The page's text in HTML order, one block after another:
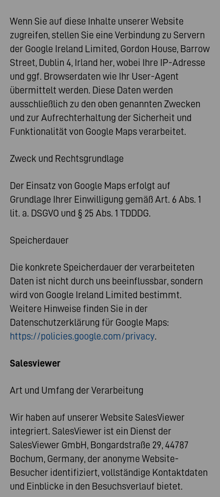
Wenn Sie auf diese Inhalte unserer Website
zugreifen, stellen Sie eine Verbindung zu Servern
der Google Ireland Limited, Gordon House, Barrow
Street, Dublin 4, Irland her, wobei Ihre IP-Adresse
und ggf. Browserdaten wie Ihr User-Agent
übermittelt werden. Diese Daten werden
ausschließlich zu den oben genannten Zwecken
und zur Aufrechterhaltung der Sicherheit und
Funktionalität von Google Maps verarbeitet.
Zweck und Rechtsgrundlage
Der Einsatz von Google Maps erfolgt auf
Grundlage Ihrer Einwilligung gemäß Art. 6 Abs. 1
lit. a. DSGVO und § 25 Abs. 1 TDDDG.
Speicherdauer
Die konkrete Speicherdauer der verarbeiteten
Daten ist nicht durch uns beeinflussbar, sondern
wird von Google Ireland Limited bestimmt.
Weitere Hinweise finden Sie in der
Datenschutzerklärung für Google Maps:
https://policies.google.com/privacy.
Salesviewer
Art und Umfang der Verarbeitung
Wir haben auf unserer Website SalesViewer
integriert. SalesViewer ist ein Dienst der
SalesViewer GmbH, Bongardstraße 29, 44787
Bochum, Germany, der anonyme Website-
Besucher identifiziert, vollständige Kontaktdaten
und Einblicke in den Besuchsverlauf bietet.